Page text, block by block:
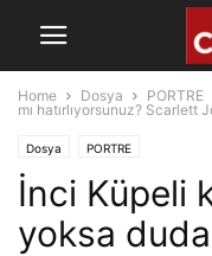
Home Dosya PORTRE
mı hatırlıyorsunuz? Scarlett
Dosya PORTRE
İnci Küpeli
yoksa